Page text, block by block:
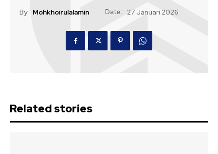
By: Mohkhoirulalamin Date: 27 Januari 2026
Related stories